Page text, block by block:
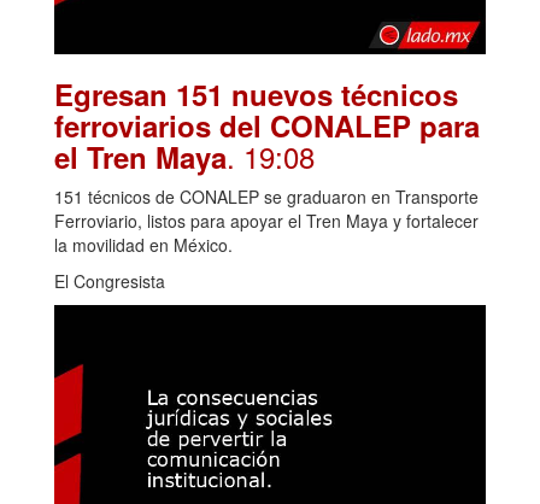
Egresan 151 nuevos técnicos
ferroviarios del CONALEP para
el Tren Maya. 19:08
151 técnicos de CONALEP se graduaron en Transporte
Ferroviario, listos para apoyar el Tren Maya y fortalecer
la movilidad en México.
El Congresista